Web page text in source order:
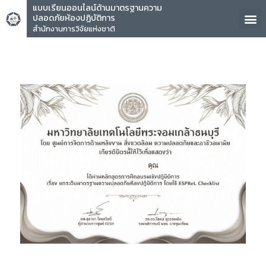
แบบเรียนออนไลน์ด้านมาตรฐานความ
ปลอดภัยห้องปฏิบัติการ
สำนักงานการวิจัยแห่งชาติ
คุณ